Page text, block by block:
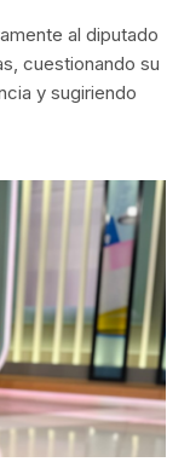
al diputado
cuestionando su
y sugiriendo